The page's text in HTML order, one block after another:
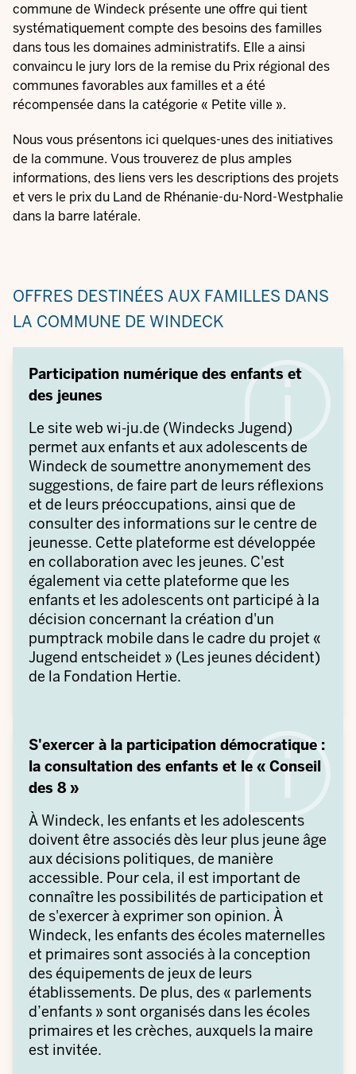
commune de Windeck présente une offre qui tient
systématiquement compte des besoins des familles
dans tous les domaines administratifs. Elle a ainsi
convaincu le jury lors de la remise du Prix régional des
communes favorables aux familleset a été
récompensée dans la catégorie « Petite ville ».
Nous vous présentons ici quelques-unes des initiatives
de la commune. Vous trouverez de plus amples
informations, des liens vers les descriptions des projets
et vers le prix du Land de Rhénanie-du-Nord-Westphalie
dans la barre latérale.
OFFRES DESTINÉES AUX FAMILLES DANS
LA COMMUNE DE WINDECK
Participation numérique des enfants et
des jeunes
Le site web wi-ju.de (Windecks Jugend)
permet aux enfants et aux adolescents de
Windeck de soumettre anonymement des
suggestions, de faire part de leurs réflexions
et de leurs préoccupations, ainsi que de
consulter des informations sur le centre de
jeunesse. Cette plateforme est développée
en collaboration avec les jeunes. C'est
également via cette plateforme que les
enfants et les adolescents ont participé à la
décision concernant la création d'un
pumptrack mobile dans le cadre du projet «
Jugend entscheidet » (Les jeunes décident)
de la Fondation Hertie.
S'exercer à la participation démocratique :
la consultation des enfants et le « Conseil
des 8 »
À Windeck, les enfants et les adolescents
doivent être associés dès leur plus jeune âge
aux décisions politiques, de manière
accessible. Pour cela, il est important de
connaître les possibilités de participation et
de s'exercer à exprimer son opinion. À
Windeck, les enfants des écoles maternelles
et primaires sont associés à la conception
des équipements de jeux de leurs
établissements. De plus, des « parlements
d’enfants » sont organisés dans les écoles
primaires et les crèches, auxquels la maire
est invitée.